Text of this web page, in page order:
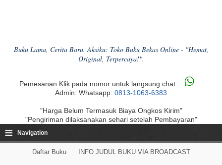
Buku Lama, Cerita Baru. Aksiku: Toko Buku Bekas Online - "Hemat,
Original, Terpercaya!".
Pemesanan Klik pada nomor untuk langsung chat
:
Admin: Whatsapp: 0813-1063-6383
"Harga Belum Termasuk Biaya Ongkos Kirim"
"Pengiriman dilaksanakan sehari setelah Pembayaran"
≡ Navigation
Daftar Buku INFO JUDUL BUKU VIA BROADCAST